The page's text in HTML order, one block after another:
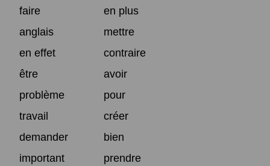
faire
en plus
anglais
mettre
en effet
contraire
être
avoir
problème
pour
travail
créer
demander
bien
important
prendre